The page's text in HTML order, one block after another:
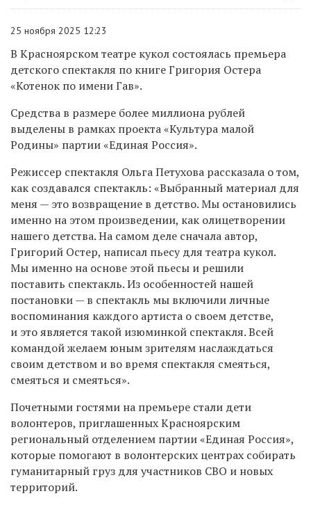
25 ноября 2025 12:23
В Красноярском театре кукол состоялась премьера
детского спектакля по книге Григория Остера
«Котенок по имени Гав».
Средства в размере более миллиона рублей
выделены в рамках проекта «Культура малой
Родины» партии «Единая Россия».
Режиссер спектакля Ольга Петухова рассказала о том,
как создавался спектакль: «Выбранный материал для
меня — это возвращение в детство. Мы остановились
именно на этом произведении, как олицетворении
нашего детства. На самом деле сначала автор,
Григорий Остер, написал пьесу для театра кукол.
Мы именно на основе этой пьесы и решили
поставить спектакль. Из особенностей нашей
постановки — в спектакль мы включили личные
воспоминания каждого артиста о своем детстве,
и это является такой изюминкой спектакля. Всей
командой желаем юным зрителям наслаждаться
своим детством и во время спектакля смеяться,
смеяться и смеяться».
Почетными гостями на премьере стали дети
волонтеров, приглашенных Красноярским
региональный отделением партии «Единая Россия»,
которые помогают в волонтерских центрах собирать
гуманитарный груз для участников СВО и новых
территорий.